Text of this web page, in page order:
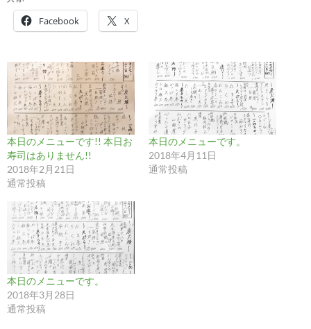
Facebook X
本日のメニューです!! 本日お
寿司はありません!!
2018年2月21日
通常投稿
本日のメニューです。
2018年4月11日
通常投稿
本日のメニューです。
2018年3月28日
通常投稿